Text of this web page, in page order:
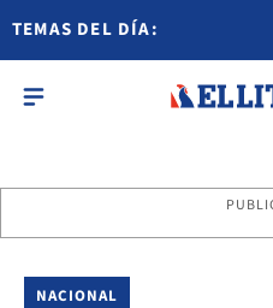
TEMAS DEL DÍA:
NACIONAL